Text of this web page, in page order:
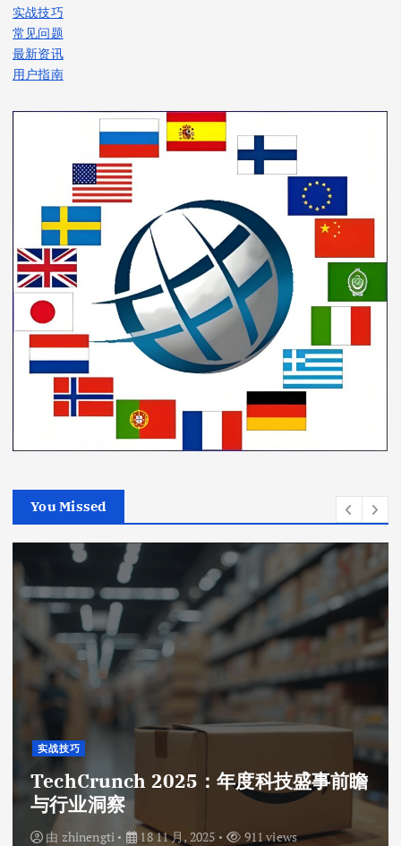
实战技巧
常见问题
最新资讯
用户指南
You Missed
实战技巧
TechCrunch 2025：年度科技盛事前瞻
与行业洞察
由 zhinengti 18 11 月, 2025 911 views